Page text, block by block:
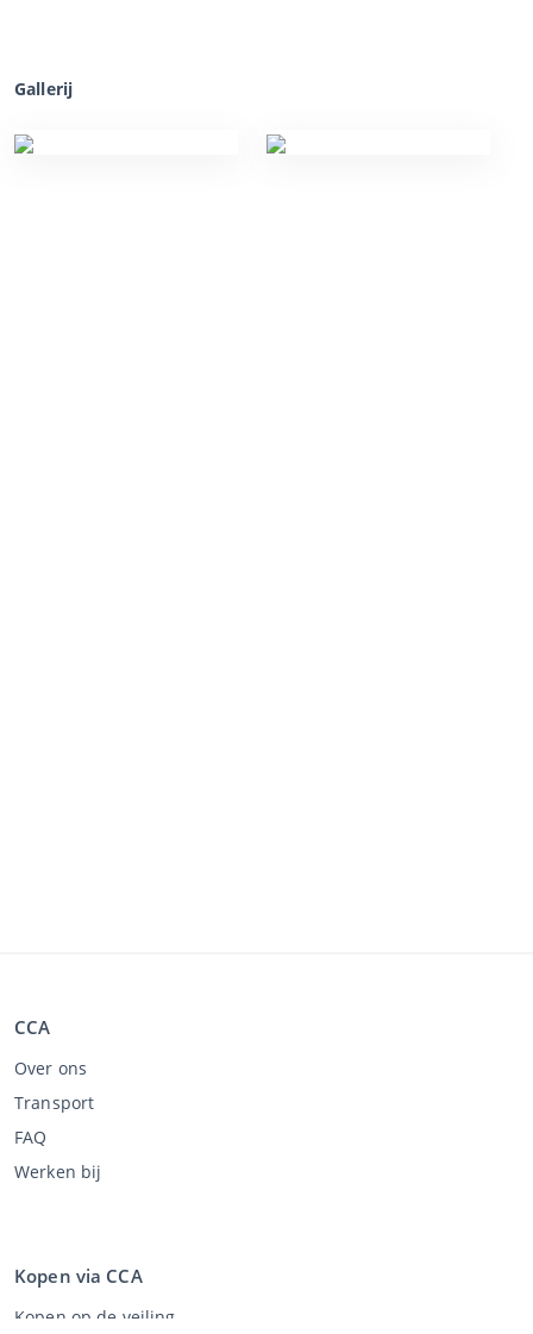
Gallerij
CCA
Over ons
Transport
FAQ
Werken bij
Kopen via CCA
Kopen op de veiling